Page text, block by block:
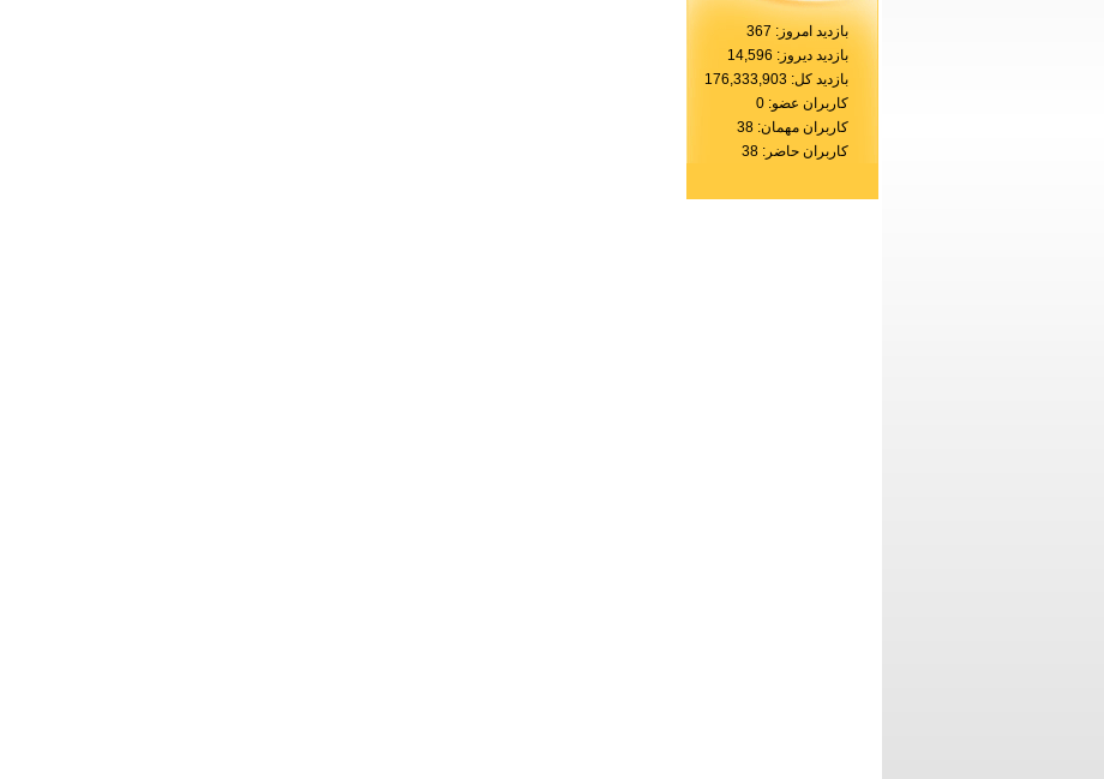
بازدید امروز: 367
بازدید دیروز: 14,596
بازدید کل: 176,333,903
کاربران عضو: 0
کاربران مهمان: 38
کاربران حاضر: 38